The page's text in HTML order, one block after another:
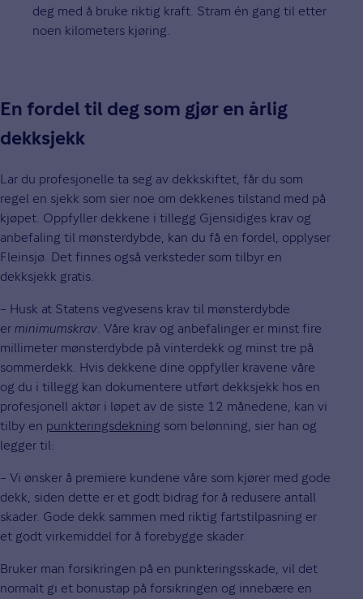
deg med å bruke riktig kraft. Stram én gang til etter
noen kilometers kjøring.
En fordel til deg som gjør en årlig
dekksjekk
Lar du profesjonelle ta seg av dekkskiftet, får du som
regel en sjekk som sier noe om dekkenes tilstand med på
kjøpet. Oppfyller dekkene i tillegg Gjensidiges krav og
anbefaling til mønsterdybde, kan du få en fordel, opplyser
Fleinsjø. Det finnes også verksteder som tilbyr en
dekksjekk gratis.
– Husk at Statens vegvesens krav til mønsterdybde
er minimumskrav. Våre krav og anbefalinger er minst fire
millimeter mønsterdybde på vinterdekk og minst tre på
sommerdekk. Hvis dekkene dine oppfyller kravene våre
og du i tillegg kan dokumentere utført dekksjekk hos en
profesjonell aktør i løpet av de siste 12 månedene, kan vi
tilby en punkteringsdekning som belønning, sier han og
legger til:
– Vi ønsker å premiere kundene våre som kjører med gode
dekk, siden dette er et godt bidrag for å redusere antall
skader. Gode dekk sammen med riktig fartstilpasning er
et godt virkemiddel for å forebygge skader.
Bruker man forsikringen på en punkteringsskade, vil det
normalt gi et bonustap på forsikringen og innebære en